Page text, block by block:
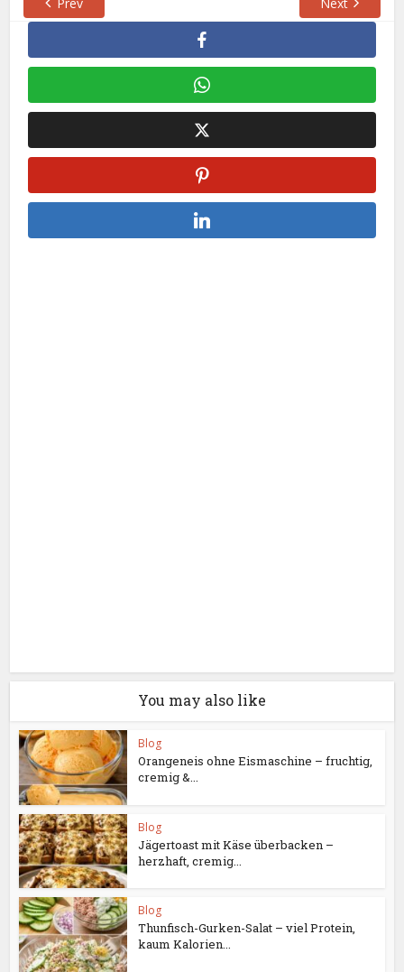
You may also like
Blog
Orangeneis ohne Eismaschine – fruchtig,
cremig &...
Blog
Jägertoast mit Käse überbacken –
herzhaft, cremig...
Blog
Thunfisch-Gurken-Salat – viel Protein,
kaum Kalorien...